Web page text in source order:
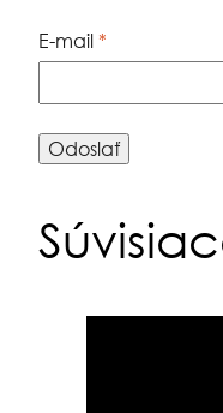
E-mail *